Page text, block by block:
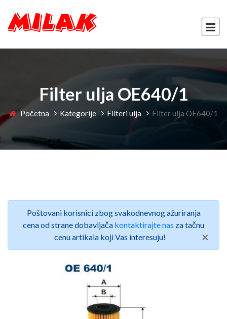
Filter ulja OE640/1
Početna Kategorije Filteri ulja Filter ulja OE640/1
Poštovani korisnici zbog svakodnevnog ažuriranja
cena od strane dobavljača kontaktirajte nas za tačnu
cenu artikala koji Vas interesuju!
×